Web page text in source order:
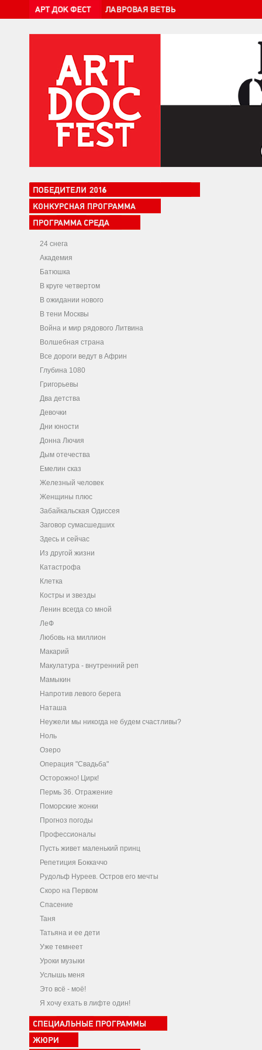
24 снега
Академия
Батюшка
В круге четвертом
В ожидании нового
В тени Москвы
Война и мир рядового Литвина
Волшебная страна
Все дороги ведут в Африн
Глубина 1080
Григорьевы
Два детства
Девочки
Дни юности
Донна Лючия
Дым отечества
Емелин сказ
Железный человек
Женщины плюс
Забайкальская Одиссея
Заговор сумасшедших
Здесь и сейчас
Из другой жизни
Катастрофа
Клетка
Костры и звезды
Ленин всегда со мной
ЛеФ
Любовь на миллион
Макарий
Макулатура - внутренний реп
Мамыкин
Напротив левого берега
Наташа
Неужели мы никогда не будем счастливы?
Ноль
Озеро
Операция "Свадьба"
Осторожно! Цирк!
Пермь 36. Отражение
Поморские жонки
Прогноз погоды
Профессионалы
Пусть живет маленький принц
Репетиция Боккаччо
Рудольф Нуреев. Остров его мечты
Скоро на Первом
Спасение
Таня
Татьяна и ее дети
Уже темнеет
Уроки музыки
Услышь меня
Это всё - моё!
Я хочу ехать в лифте один!